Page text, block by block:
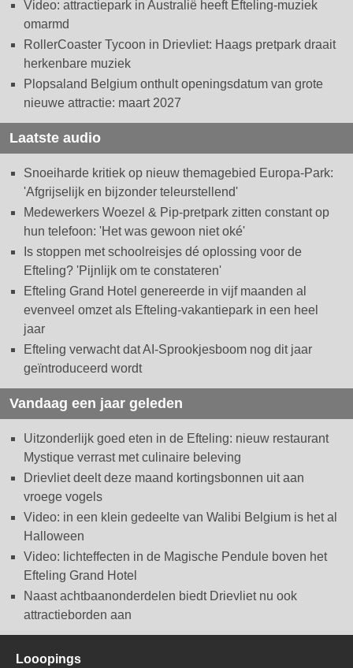
Video: attractiepark in Australië heeft Efteling-muziek
omarmd
RollerCoaster Tycoon in Drievliet: Haags pretpark draait
herkenbare muziek
Plopsaland Belgium onthult openingsdatum van grote
nieuwe attractie: maart 2027
Laatste audio
Snoeiharde kritiek op nieuw themagebied Europa-Park:
'Afgrijselijk en bijzonder teleurstellend'
Medewerkers Woezel & Pip-pretpark zitten constant op
hun telefoon: 'Het was gewoon niet oké'
Is stoppen met schoolreisjes dé oplossing voor de
Efteling? 'Pijnlijk om te constateren'
Efteling Grand Hotel genereerde in vijf maanden al
evenveel omzet als Efteling-vakantiepark in een heel
jaar
Efteling verwacht dat AI-Sprookjesboom nog dit jaar
geïntroduceerd wordt
Vandaag een jaar geleden
Uitzonderlijk goed eten in de Efteling: nieuw restaurant
Mystique verrast met culinaire beleving
Drievliet deelt deze maand kortingsbonnen uit aan
vroege vogels
Video: in een klein gedeelte van Walibi Belgium is het al
Halloween
Video: lichteffecten in de Magische Pendule boven het
Efteling Grand Hotel
Naast achtbaanonderdelen biedt Drievliet nu ook
attractieborden aan
Looopings